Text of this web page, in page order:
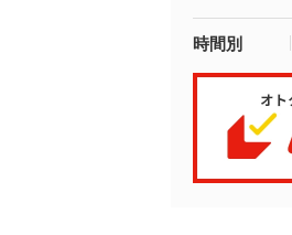
時間別